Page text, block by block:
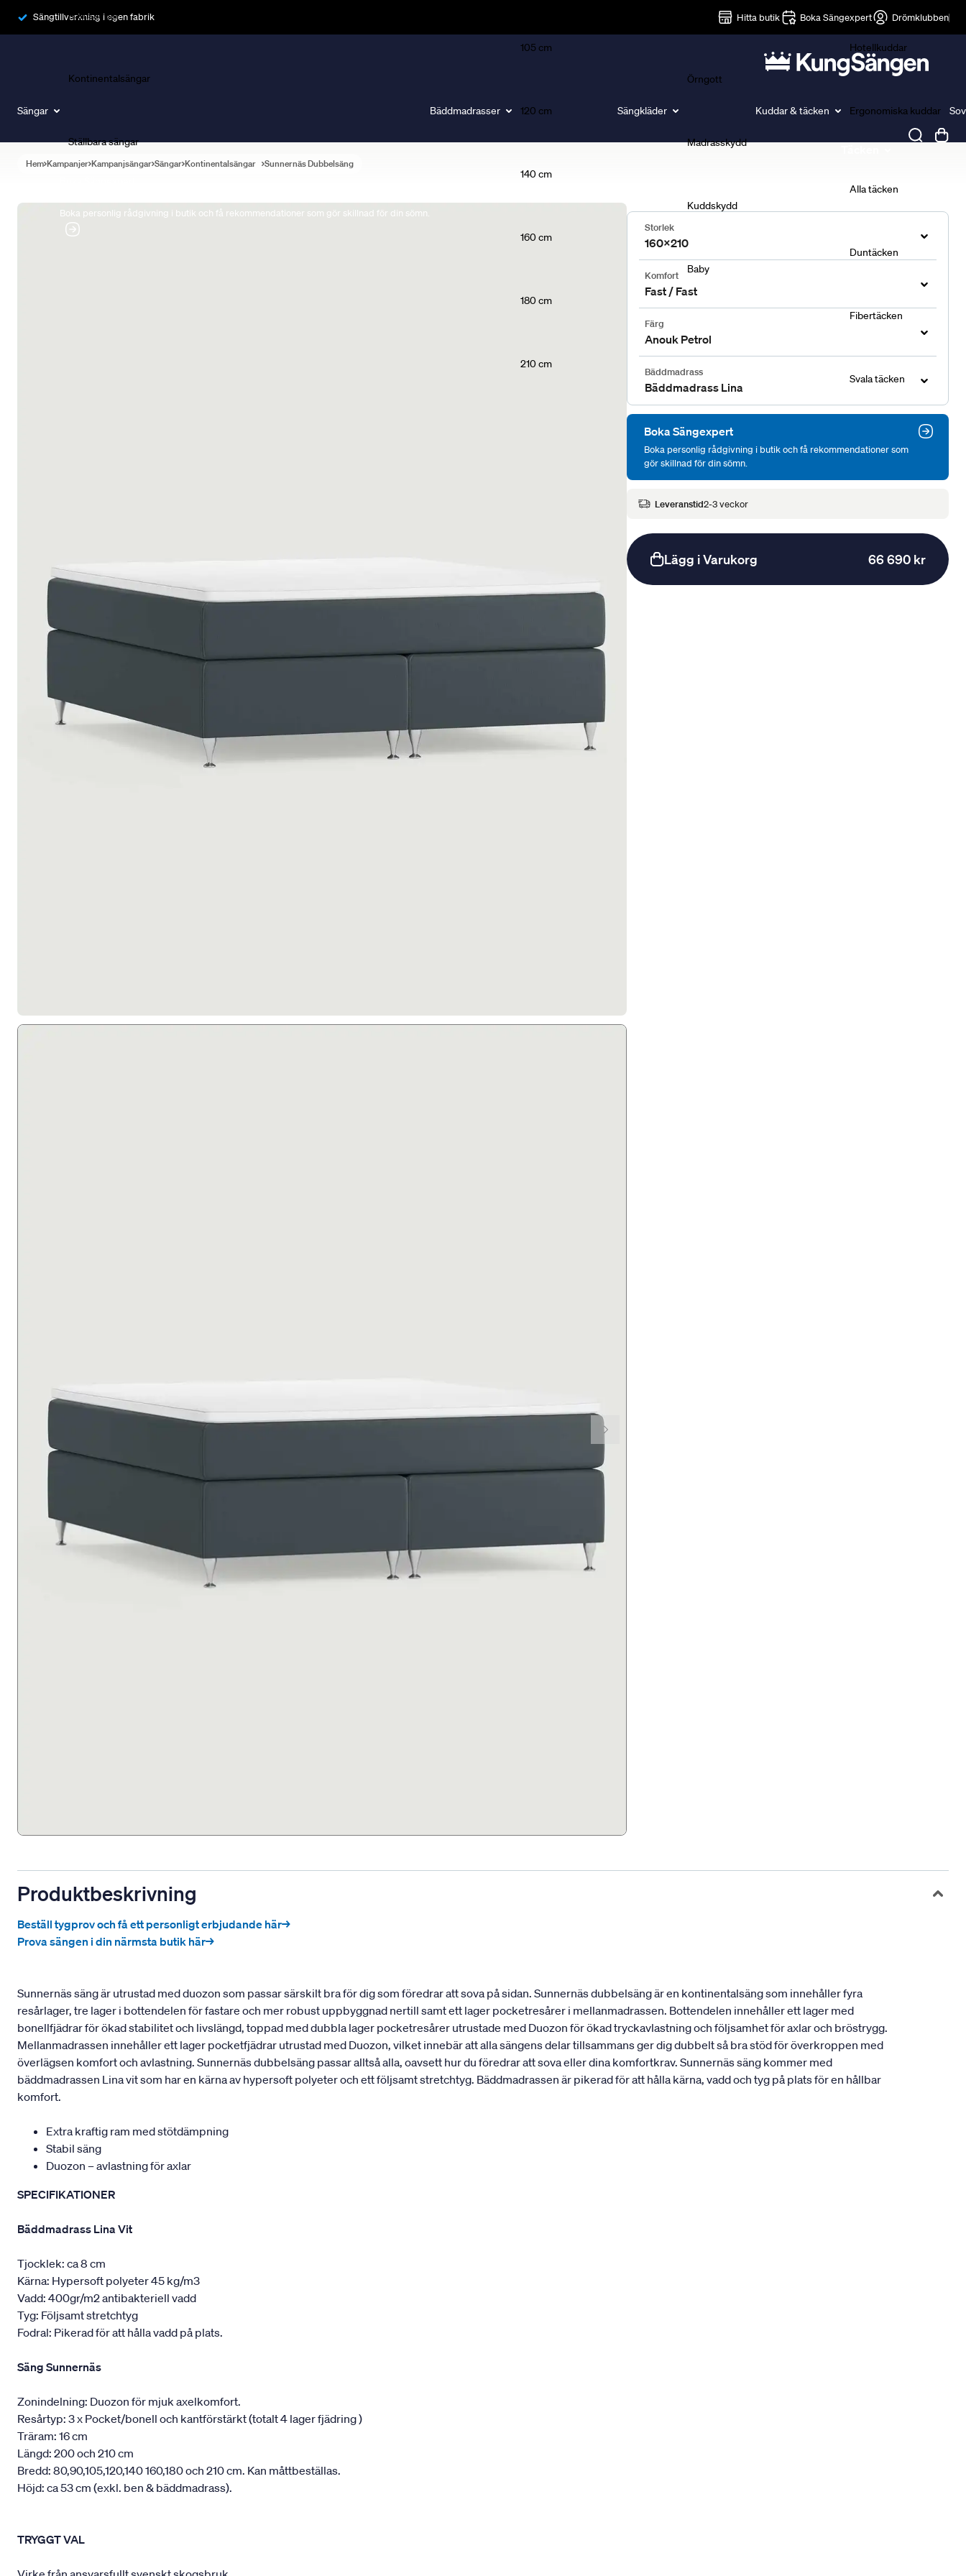
Sängtillverkning i egen fabrik Hitta butik Boka Sängexpert Drömklubben
Sängar
Ramsängar
Kontinentalsängar
Ställbara sängar
Boka personlig rådgivning i butik och få rekommendationer som gör skillnad för din sömn.
Bäddmadrasser
105 cm
120 cm
140 cm
160 cm
180 cm
210 cm
Sängkläder
Örngott
Madrasskydd
Kuddskydd
Baby
Kuddar & täcken
Hotellkuddar
Ergonomiska kuddar
Alla täcken
Duntäcken
Fibertäcken
Svala täcken
Hem Kampanjer Kampanjsängar Sängar Kontinentalsängar Sunnernäs Dubbelsäng
Storlek
160x210
Komfort
Fast / Fast
Färg
Anouk Petrol
Bäddmadrass
Bäddmadrass Lina
Boka Sängexpert
Boka personlig rådgivning i butik och få rekommendationer som
gör skillnad för din sömn.
Leveranstid2-3 veckor
Lägg i Varukorg 66 690 kr
Produktbeskrivning
Beställ tygprov och få ett personligt erbjudande här→
Prova sängen i din närmsta butik här→
Sunnernäs säng är utrustad med duozon som passar särskilt bra för dig som föredrar att sova på sidan. Sunnernäs dubbelsäng är en kontinentalsäng som innehåller fyra
resårlager, tre lager i bottendelen för fastare och mer robust uppbyggnad nertill samt ett lager pocketresårer i mellanmadrassen. Bottendelen innehåller ett lager med
bonellfjädrar för ökad stabilitet och livslängd, toppad med dubbla lager pocketresårer utrustade med Duozon för ökad tryckavlastning och följsamhet för axlar och bröstrygg.
Mellanmadrassen innehåller ett lager pocketfjädrar utrustad med Duozon, vilket innebär att alla sängens delar tillsammans ger dig dubbelt så bra stöd för överkroppen med
överlägsen komfort och avlastning. Sunnernäs dubbelsäng passar alltså alla, oavsett hur du föredrar att sova eller dina komfortkrav. Sunnernäs säng kommer med
bäddmadrassen Lina vit som har en kärna av hypersoft polyeter och ett följsamt stretchtyg. Bäddmadrassen är pikerad för att hålla kärna, vadd och tyg på plats för en hållbar
komfort.
Extra kraftig ram med stötdämpning
Stabil säng
Duozon – avlastning för axlar
SPECIFIKATIONER
Bäddmadrass Lina Vit
Tjocklek: ca 8 cm
Kärna: Hypersoft polyeter 45 kg/m3
Vadd: 400gr/m2 antibakteriell vadd
Tyg: Följsamt stretchtyg
Fodral: Pikerad för att hålla vadd på plats.
Säng Sunnernäs
Zonindelning: Duozon för mjuk axelkomfort.
Resårtyp: 3 x Pocket/bonell och kantförstärkt (totalt 4 lager fjädring )
Träram: 16 cm
Längd: 200 och 210 cm
Bredd: 80,90,105,120,140 160,180 och 210 cm. Kan måttbeställas.
Höjd: ca 53 cm (exkl. ben & bäddmadrass).
TRYGGT VAL